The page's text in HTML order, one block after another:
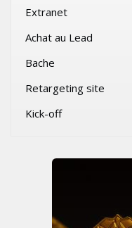
Extranet
Achat au Lead
Bache
Retargeting site
Kick-off